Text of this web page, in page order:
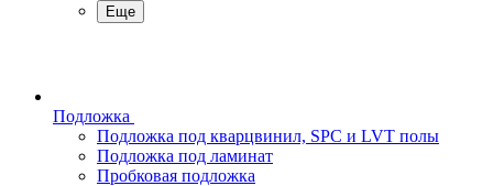
Еще
Подложка
Подложка под кварцвинил, SPC и LVT полы
Подложка под ламинат
Пробковая подложка